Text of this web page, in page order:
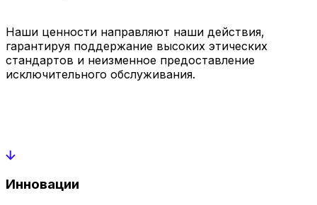
Наши ценности направляют наши действия,
гарантируя поддержание высоких этических
стандартов и неизменное предоставление
исключительного обслуживания.
Инновации